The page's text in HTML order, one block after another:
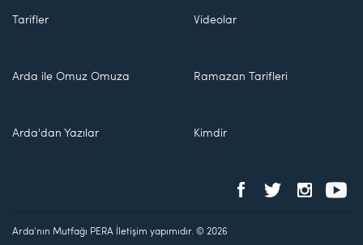
Tarifler Videolar
Arda ile Omuz Omuza Ramazan Tarifleri
Arda'dan Yazılar Kimdir
Arda'nın Mutfağı PERA İletişim yapımıdır. © 2026